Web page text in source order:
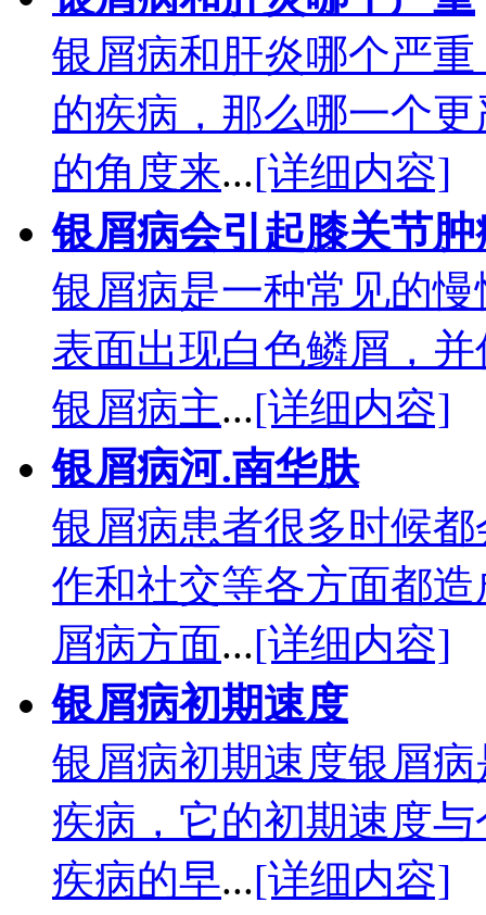
银屑病和肝炎哪个严
的疾病，那么哪一个
的角度来...[详细内容]
银屑病会引起膝关节肿
银屑病是一种常见的
表面出现白色鳞屑，
银屑病主...[详细内容]
银屑病河.南华肤
银屑病患者很多时候
作和社交等各方面都
屑病方面...[详细内容]
银屑病初期速度
银屑病初期速度银屑
疾病，它的初期速度
疾病的早...[详细内容]